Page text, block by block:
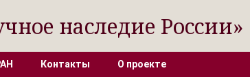
наследие России»
Контакты О проекте